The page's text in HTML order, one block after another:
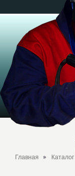
Главная Каталог